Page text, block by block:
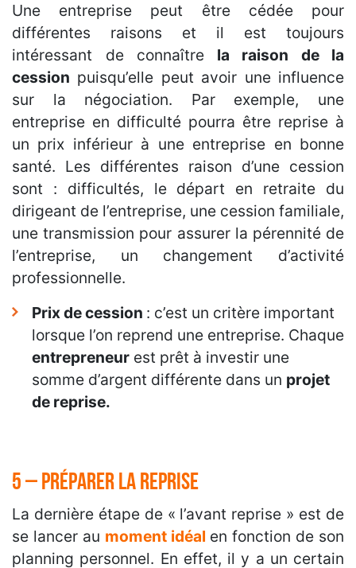
Une entreprise peut être cédée pour
différentes raisons et il est toujours
intéressant de connaître la raison de la
cession puisqu’elle peut avoir une influence
sur la négociation. Par exemple, une
entreprise en difficulté pourra être reprise à
un prix inférieur à une entreprise en bonne
santé. Les différentes raison d’une cession
sont : difficultés, le départ en retraite du
dirigeant de l’entreprise, une cession familiale,
une transmission pour assurer la pérennité de
l’entreprise, un changement d’activité
professionnelle.
Prix de cession : c’est un critère important
lorsque l’on reprend une entreprise. Chaque
entrepreneur est prêt à investir une
somme d’argent différente dans un projet
de reprise.
5 – Préparer la reprise
La dernière étape de « l’avant reprise » est de
se lancer au moment idéal en fonction de son
planning personnel. En effet, il y a un certain